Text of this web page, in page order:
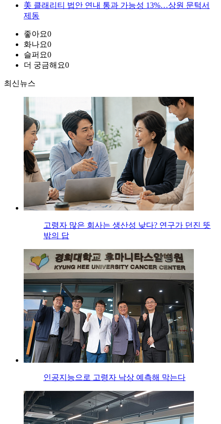
美 클래리티 법안 연내 통과 가능성 13%…상원 문턱서
제동
좋아요0
화나요0
슬퍼요0
더 궁금해요0
최신뉴스
고령자 많은 회사는 생산성 낮다? 연구가 던진 뜻
밖의 답
인공지능으로 고령자 낙상 예측해 막는다